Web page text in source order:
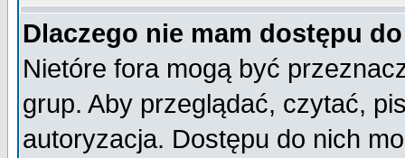
Dlaczego nie mam dostępu
Nietóre fora mogą być
grup. Aby przeglądać, czytać,
autoryzacja. Dostępu do nich